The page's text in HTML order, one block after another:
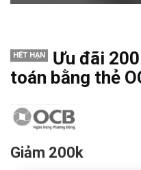
HẾT HẠN
Ưu đãi
toán bằng thẻ
Giảm 200k